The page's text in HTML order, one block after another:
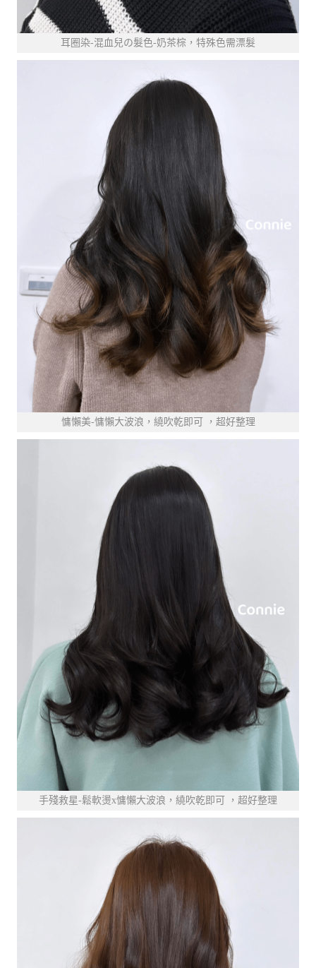
耳圈染-混血兒の髮色-奶茶棕，特殊色需漂髮
慵懶美-慵懶大波浪，繞吹乾即可 ，超好整理
手殘救星-鬆軟燙x慵懶大波浪，繞吹乾即可 ，超好整理